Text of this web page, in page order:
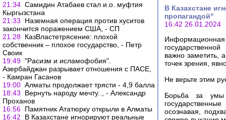
21:34 Самидин Атабаев стал и.о. муфтия
Кыргызстана
21:33
Наземная операция против хуситов
закончится поражением США, - СП
21:28 КазВластетрясение: плохой
собственник – плохое государство, - Петр
Своик
19:49 "Расизм и исламофобия".
Азербайджан разрывает отношения с ПАСЕ,
- Камран Гасанов
19:00 Алматы продолжает трясти - 4,9 балла
18:43
Вернуть народу мечту.., - Александр
Проханов
16:56 Памятник Ататюрку открыли в Алматы
16:42
В Казахстане игнорируют реальные
В Казахстане
пропагандой"
16:42 26.01.2024
Информационная
важно заметить,
точек зрения,
Не верьте этим
Борьба за умы
осознавая,